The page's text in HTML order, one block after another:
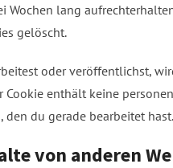
Wochen lang
gelöscht.
oder veröffentlichst,
Cookie enthält keine
den du gerade bearbeitet
von anderen